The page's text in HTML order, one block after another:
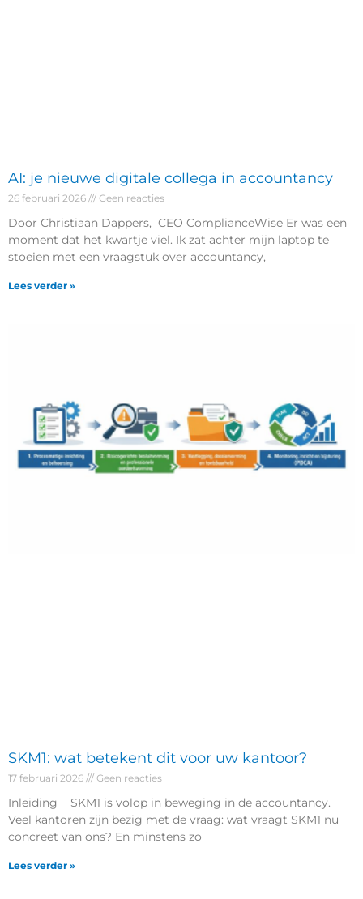
AI: je nieuwe digitale collega in accountancy
26 februari 2026 Geen reacties
Door Christiaan Dappers, CEO ComplianceWise Er was een
moment dat het kwartje viel. Ik zat achter mijn laptop te
stoeien met een vraagstuk over accountancy,
Lees verder »
SKM1: wat betekent dit voor uw kantoor?
17 februari 2026 Geen reacties
Inleiding SKM1 is volop in beweging in de accountancy.
Veel kantoren zijn bezig met de vraag: wat vraagt SKM1 nu
concreet van ons? En minstens zo
Lees verder »